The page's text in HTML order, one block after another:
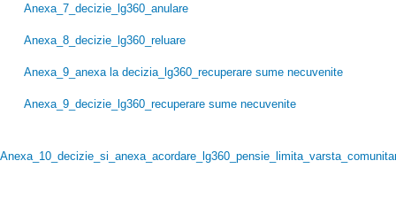
Anexa_7_decizie_lg360_anulare
Anexa_8_decizie_lg360_reluare
Anexa_9_anexa la decizia_lg360_recuperare sume necuvenite
Anexa_9_decizie_lg360_recuperare sume necuvenite